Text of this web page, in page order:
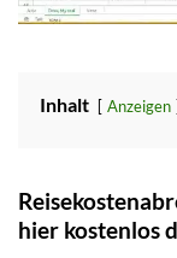
Inhalt Anzeigen
hier kostenlos